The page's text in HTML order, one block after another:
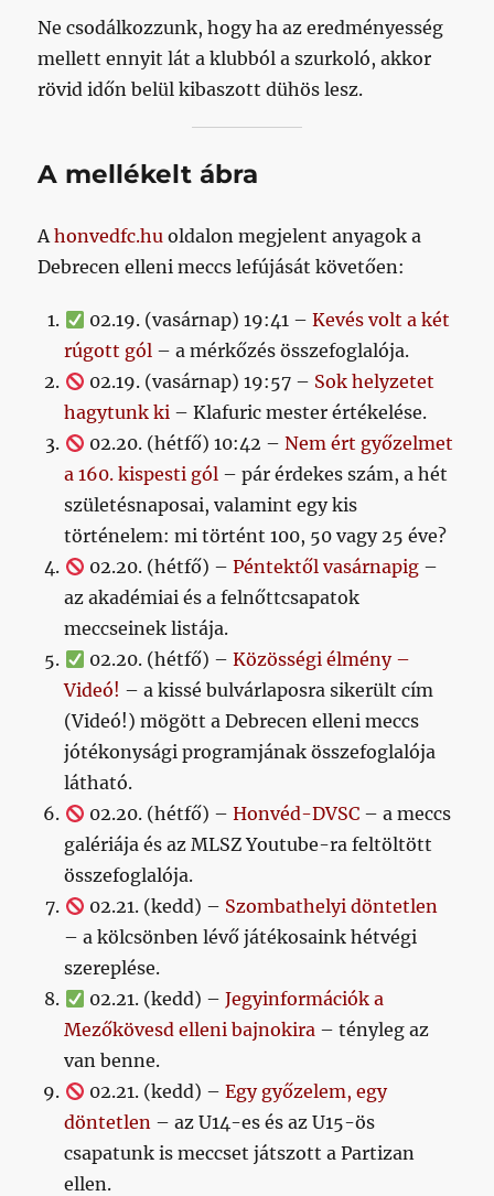
Ne csodálkozzunk, hogy ha az eredményesség
mellett ennyit lát a klubból a szurkoló, akkor
rövid időn belül kibaszott dühös lesz.
A mellékelt ábra
Ahonvedfc.hu oldalon megjelent anyagok a
Debrecen elleni meccs lefújását követően:
02.19. (vasárnap) 19:41 – Kevés volt a két
rúgott gól – a mérkőzés összefoglalója.
02.19. (vasárnap) 19:57 – Sok helyzetet
hagytunk ki – Klafuric mester értékelése.
02.20. (hétfő) 10:42 – Nem ért győzelmet
a 160. kispesti gól – pár érdekes szám, a hét
születésnaposai, valamint egy kis
történelem: mi történt 100, 50 vagy 25 éve?
02.20. (hétfő) – Péntektől vasárnapig–
az akadémiai és a felnőttcsapatok
meccseinek listája.
02.20. (hétfő) – Közösségi élmény –
Videó! – a kissé bulvárlaposra sikerült cím
(Videó!) mögött a Debrecen elleni meccs
jótékonysági programjának összefoglalója
látható.
02.20. (hétfő) – Honvéd-DVSC– a meccs
galériája és az MLSZ Youtube-ra feltöltött
összefoglalója.
02.21. (kedd) – Szombathelyi döntetlen
– a kölcsönben lévő játékosaink hétvégi
szereplése.
02.21. (kedd) – Jegyinformációk a
Mezőkövesd elleni bajnokira – tényleg az
van benne.
02.21. (kedd) – Egy győzelem, egy
döntetlen – az U14-es és az U15-ös
csapatunk is meccset játszott a Partizan
ellen.